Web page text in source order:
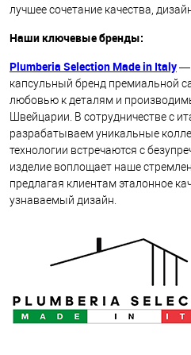
лучшее сочетание качества,
Наши ключевые бренды:
Plumberia Selection Made in Italy—
капсульный бренд премиальной
любовью к деталям и
Швейцарии. В сотрудничестве с
разрабатываем уникальные
технологии встречаются с
изделие воплощает наше
предлагая клиентам эталонное
узнаваемый дизайн.